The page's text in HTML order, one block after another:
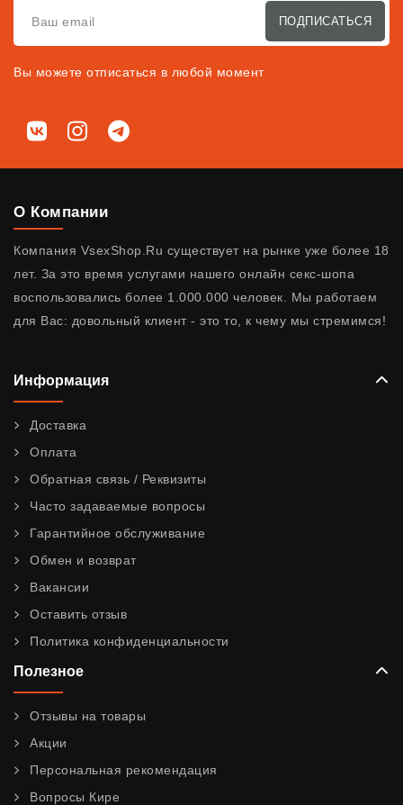
ПОДПИСАТЬСЯ
Вы можете отписаться в любой момент
Мы в соц. сетях
ВКонтактеInstagramTelegram
О Компании
Компания VsexShop.Ru существует на рынке уже более 18
лет. За это время услугами нашего онлайн секс-шопа
воспользовались более 1.000.000 человек. Мы работаем
для Вас: довольный клиент - это то, к чему мы стремимся!
Информация
Доставка
Оплата
Обратная связь / Реквизиты
Часто задаваемые вопросы
Гарантийное обслуживание
Обмен и возврат
Вакансии
Оставить отзыв
Политика конфиденциальности
Полезное
Отзывы на товары
Акции
Персональная рекомендация
Вопросы Кире